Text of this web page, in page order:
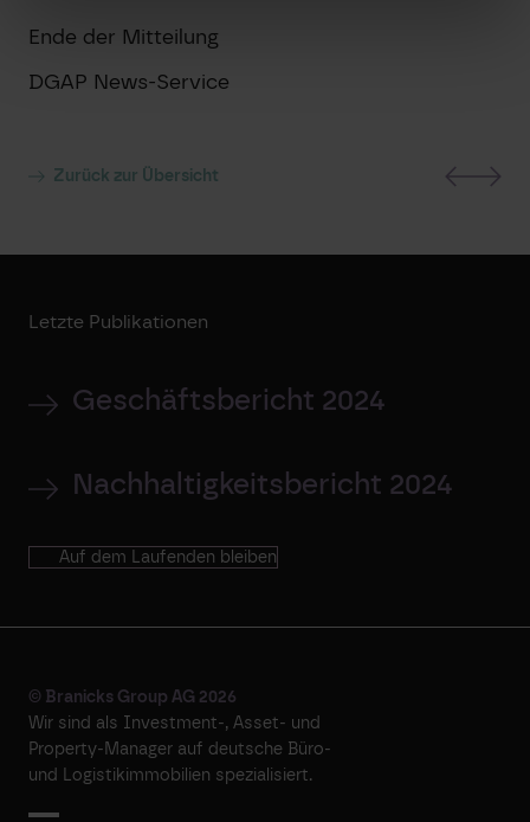
Ende der Mitteilung
DGAP News-Service
Zurück zur Übersicht
Letzte Publikationen
Geschäftsbericht 2024
Nachhaltigkeitsbericht 2024
Auf dem Laufenden bleiben
© Branicks Group AG 2026
Wir sind als ­Investment-, ­Asset- und
­Property-Manager auf deutsche ­Büro-
und Logistikimmobilien spezialisiert.